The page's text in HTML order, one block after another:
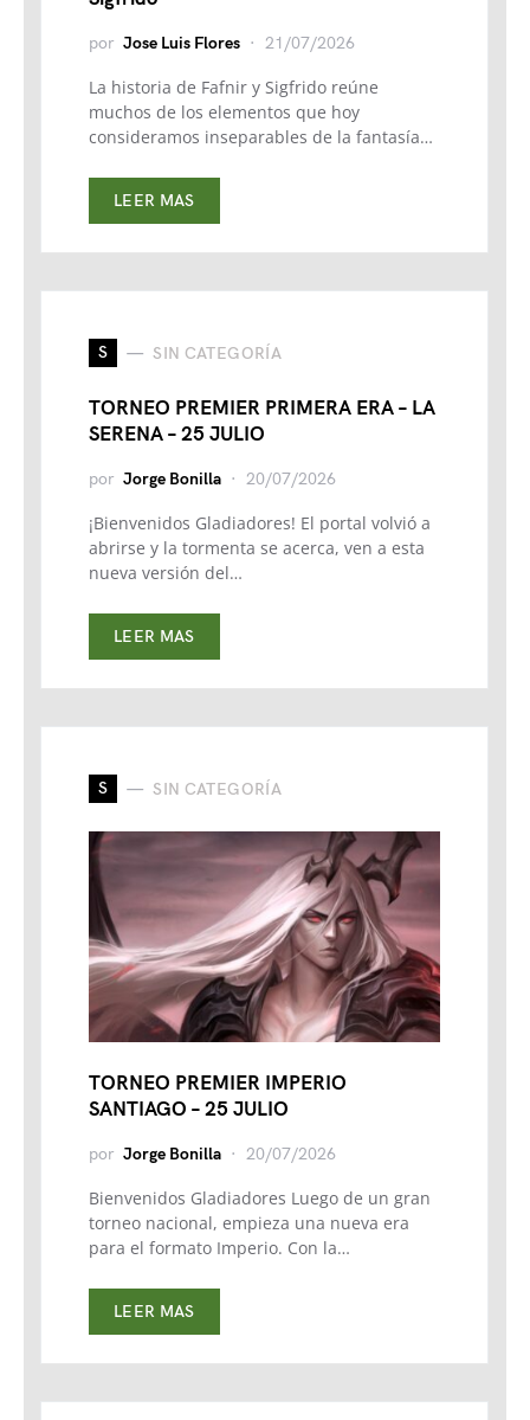
por Jose Luis Flores 21/07/2026
La historia de Fafnir y Sigfrido reúne
muchos de los elementos que hoy
consideramos inseparables de la fantasía…
LEER MAS
S SIN CATEGORÍA
TORNEO PREMIER PRIMERA ERA – LA
SERENA – 25 JULIO
por Jorge Bonilla 20/07/2026
¡Bienvenidos Gladiadores! El portal volvió a
abrirse y la tormenta se acerca, ven a esta
nueva versión del…
LEER MAS
S SIN CATEGORÍA
TORNEO PREMIER IMPERIO
SANTIAGO – 25 JULIO
por Jorge Bonilla 20/07/2026
Bienvenidos Gladiadores Luego de un gran
torneo nacional, empieza una nueva era
para el formato Imperio. Con la…
LEER MAS